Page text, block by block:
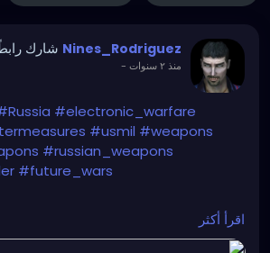
Nines_Rodriguez شارك
منذ ٢ سنوات -
#electronic_warfare
#usmil #weapons
#russian_weapons
#future_wars
shows-us-needs-for-future-
اقرأ أكثر